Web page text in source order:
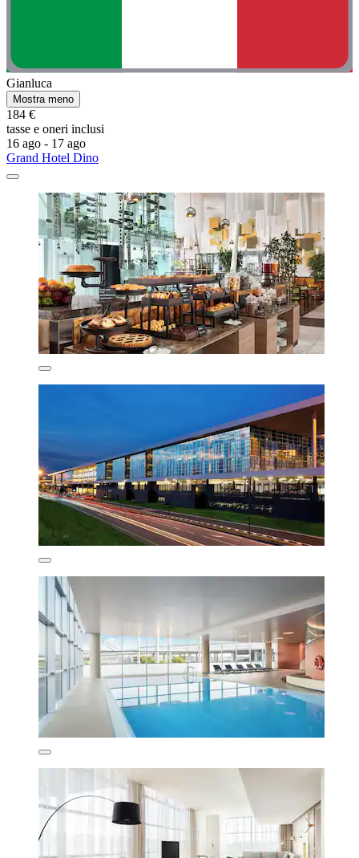
Gianluca
Mostra meno
184 €
tasse e oneri inclusi
16 ago - 17 ago
Grand Hotel Dino